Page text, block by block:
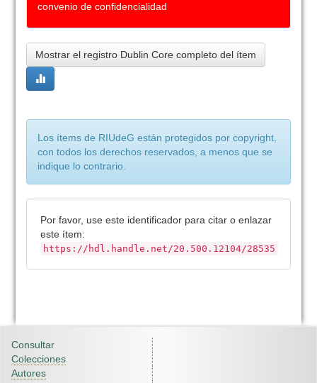
convenio de confidencialidad
Mostrar el registro Dublin Core completo del ítem
Los ítems de RIUdeG están protegidos por copyright,
con todos los derechos reservados, a menos que se
indique lo contrario.
Por favor, use este identificador para citar o enlazar
este ítem:
https://hdl.handle.net/20.500.12104/28535
Consultar
Colecciones
Autores